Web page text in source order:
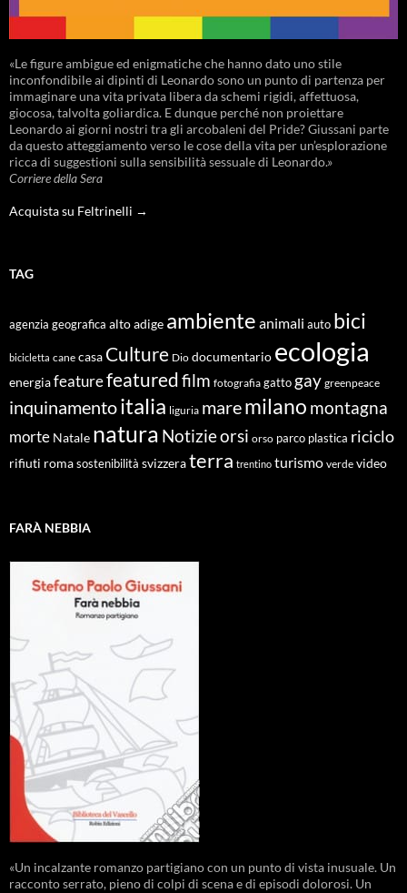
«Le figure ambigue ed enigmatiche che hanno dato uno stile
inconfondibile ai dipinti di Leonardo sono un punto di partenza per
immaginare una vita privata libera da schemi rigidi, affettuosa,
giocosa, talvolta goliardica. E dunque perché non proiettare
Leonardo ai giorni nostri tra gli arcobaleni del Pride? Giussani parte
da questo atteggiamento verso le cose della vita per un’esplorazione
ricca di suggestioni sulla sensibilità sessuale di Leonardo.»
Corriere della Sera
Acquista su Feltrinelli →
TAG
agenzia geografica alto adige ambiente animali auto bici
bicicletta cane casa Culture Dio documentario ecologia
energiafeaturefeaturedfilm fotografia gatto gay greenpeace
inquinamentoitalia liguria maremilano montagna
morte Natale natura Notizieorsi orso parco plastica riciclo
rifiuti roma sostenibilità svizzeraterra trentino turismo verde video
FARÀ NEBBIA
«Un incalzante romanzo partigiano con un punto di vista inusuale. Un
racconto serrato, pieno di colpi di scena e di episodi dolorosi. Un